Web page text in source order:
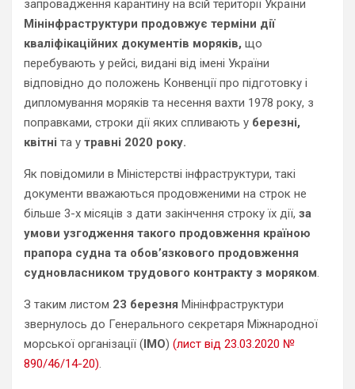
запровадження карантину на всій території України
Мінінфраструктури продовжує терміни дії
кваліфікаційних документів моряків, що
перебувають у рейсі, видані від імені України
відповідно до положень Конвенції про підготовку і
дипломування моряків та несення вахти 1978 року, з
поправками, строки дії яких спливають у березні,
квітні та у травні 2020 року.
Як повідомили в Міністерстві інфраструктури, такі
документи вважаються продовженими на строк не
більше 3-х місяців з дати закінчення строку їх дії, за
умови узгодження такого продовження країною
прапора судна та обов’язкового продовження
судновласником трудового контракту з моряком.
З таким листом 23 березня Мінінфраструктури
звернулось до Генерального секретаря Міжнародної
морської організації (ІМО) (лист від 23.03.2020 №
890/46/14-20).